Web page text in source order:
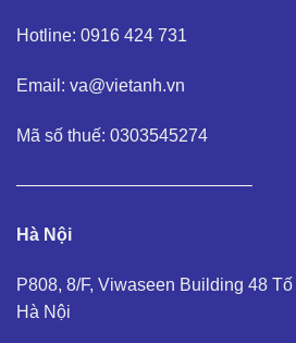
Hotline: 0916 424 731
Email: va@vietanh.vn
Mã số thuế: 0303545274
—————————————–
Hà Nội
P808, 8/F, Viwaseen Building 48
Hà Nội